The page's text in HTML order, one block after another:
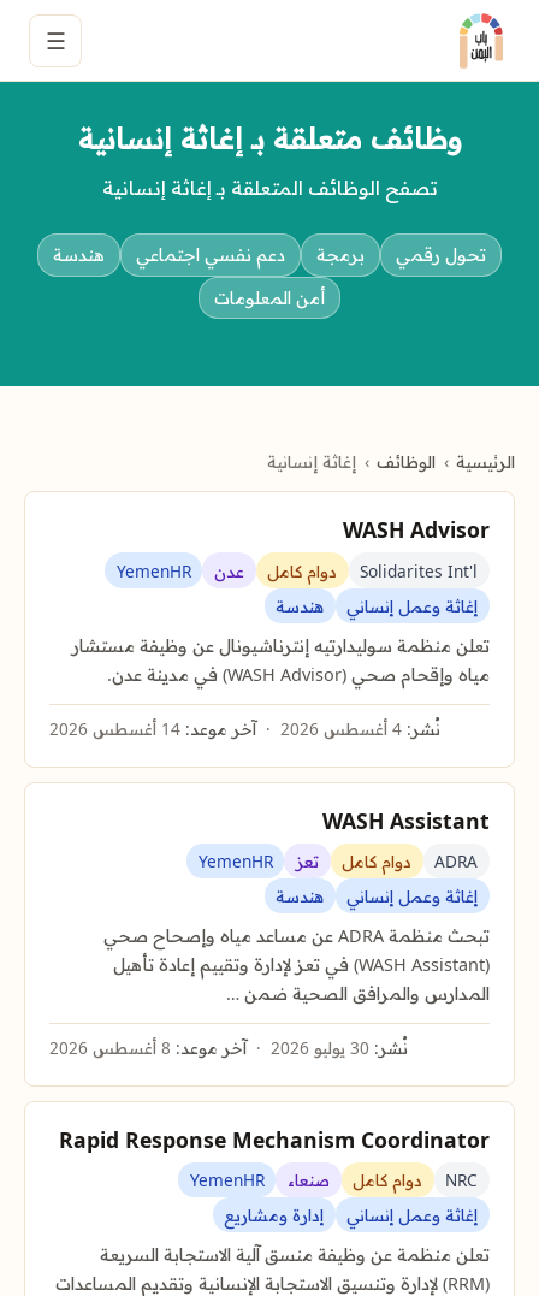
☰
وظائف متعلقة بـ إغاثة إنسانية
تصفح الوظائف المتعلقة بـ إغاثة إنسانية
تحول رقمي برمجة دعم نفسي اجتماعي
هندسة
أمن المعلومات
الرئيسية الوظائف إغاثة إنسانية
WASH Advisor
Solidarites Int'l دوام كامل عدن
YemenHR
إغاثة وعمل إنساني
هندسة
تعلن منظمة سوليدارتيه إنترناشيونال عن وظيفة مستشار
مياه وإقحام صحي (WASH Advisor) في مدينة عدن.
نُشر: آخر موعد:
WASH Assistant
ADRA دوام كامل تعز
YemenHR
إغاثة وعمل إنساني
هندسة
تبحث منظمة ADRA عن مساعد مياه وإصحاح صحي
(WASH Assistant) في تعز لإدارة وتقييم إعادة تأهيل
المدارس والمرافق الصحية ضمن …
نُشر: آخر موعد:
Rapid Response Mechanism Coordinator
NRC دوام كامل صنعاء
YemenHR
إغاثة وعمل إنساني
إدارة ومشاريع
تعلن منظمة عن وظيفة منسق آلية الاستجابة السريعة
(RRM) لإدارة وتنسيق الاستجابة الإنسانية وتقديم المساعدات